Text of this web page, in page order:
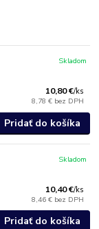
10,80 €/ks
8,78 € bez DPH
Skladom
Pridať do košíka
10,40 €/ks
8,46 € bez DPH
Skladom
Pridať do košíka